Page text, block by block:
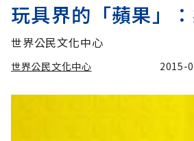
玩具界的「蘋果」
世界公民文化中心
世界公民文化中心 2015-